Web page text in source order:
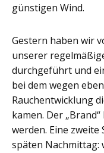
günstigen Wind.
Gestern haben wir
unserer
durchgeführt und
bei dem wegen
Rauchentwicklung
kamen. Der
werden. Eine
späten